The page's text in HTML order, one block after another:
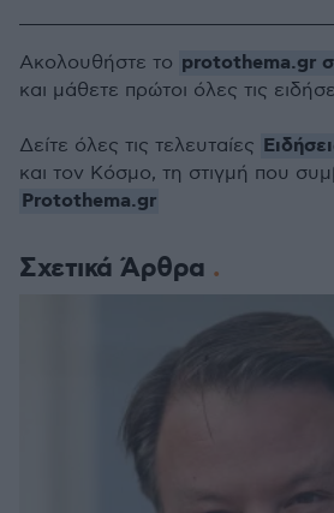
Σχετικά Άρθρα
Ακολουθήστε το protothema.gr
και μάθετε πρώτοι όλες τις
Δείτε όλες τις τελευταίες
και τον Κόσμο, τη στιγμή που
Protothema.gr